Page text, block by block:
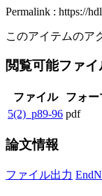
Permalink : https://
このアイテムのア
閲覧可能ファイ
ファイル フォー
5(2)_p89-96 pdf
論文情報
ファイル出力